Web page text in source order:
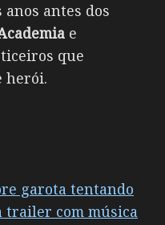
antes dos
e
que
herói.
garota tentando
trailer com música